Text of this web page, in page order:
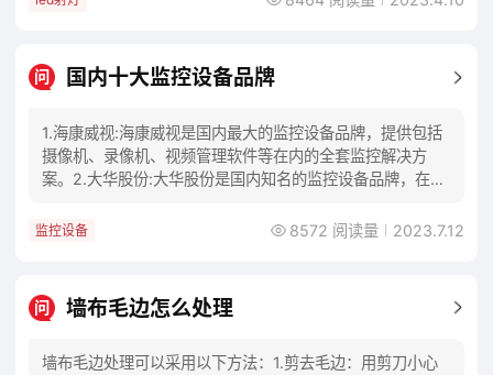
问 国内十大监控设备品牌
1.海康威视:海康威视是国内最大的监控设备品牌，提供包括
摄像机、录像机、视频管理软件等在内的全套监控解决方
案。2.大华股份:大华股份是国内知名的监控设备品牌，在视
监控设备 8572 阅读量 2023.7.12
问 墙布毛边怎么处理
墙布毛边处理可以采用以下方法：1.剪去毛边：用剪刀小心